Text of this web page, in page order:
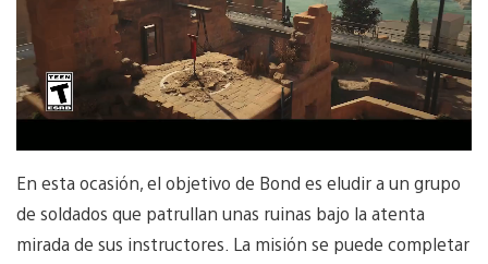
En esta ocasión, el objetivo de Bond es eludir a un grupo
de soldados que patrullan unas ruinas bajo la atenta
mirada de sus instructores. La misión se puede completar